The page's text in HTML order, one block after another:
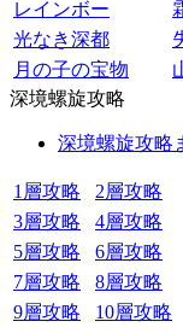
レインボー
光なき深都
月の子の宝物
深境螺旋攻略
深境螺旋攻略
1層攻略
2層攻略
3層攻略
4層攻略
5層攻略
6層攻略
7層攻略
8層攻略
9層攻略
10層攻略